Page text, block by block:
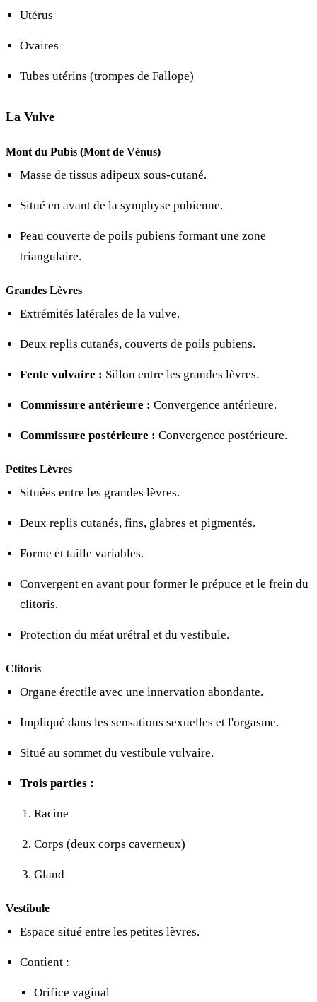
Utérus
Ovaires
Tubes utérins (trompes de Fallope)
La Vulve
Mont du Pubis (Mont de Vénus)
Masse de tissus adipeux sous-cutané.
Situé en avant de la symphyse pubienne.
Peau couverte de poils pubiens formant une zone
triangulaire.
Grandes Lèvres
Extrémités latérales de la vulve.
Deux replis cutanés, couverts de poils pubiens.
Fente vulvaire : Sillon entre les grandes lèvres.
Commissure antérieure : Convergence antérieure.
Commissure postérieure : Convergence postérieure.
Petites Lèvres
Situées entre les grandes lèvres.
Deux replis cutanés, fins, glabres et pigmentés.
Forme et taille variables.
Convergent en avant pour former le prépuce et le frein du
clitoris.
Protection du méat urétral et du vestibule.
Clitoris
Organe érectile avec une innervation abondante.
Impliqué dans les sensations sexuelles et l'orgasme.
Situé au sommet du vestibule vulvaire.
Trois parties :
Racine
Corps (deux corps caverneux)
Gland
Vestibule
Espace situé entre les petites lèvres.
Contient :
Orifice vaginal